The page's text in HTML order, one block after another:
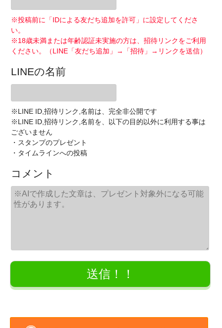
※投稿前に「IDによる友だち追加を許可」に設定してくださ
い。
※18歳未満または年齢認証未実施の方は、招待リンクをご利用
ください。（LINE「友だち追加」→「招待」→リンクを送信）
LINEの名前
※LINE ID,招待リンク,名前は、完全非公開です
※LINE ID,招待リンク,名前を、以下の目的以外に利用する事は
ございません
・スタンプのプレゼント
・タイムラインへの投稿
コメント